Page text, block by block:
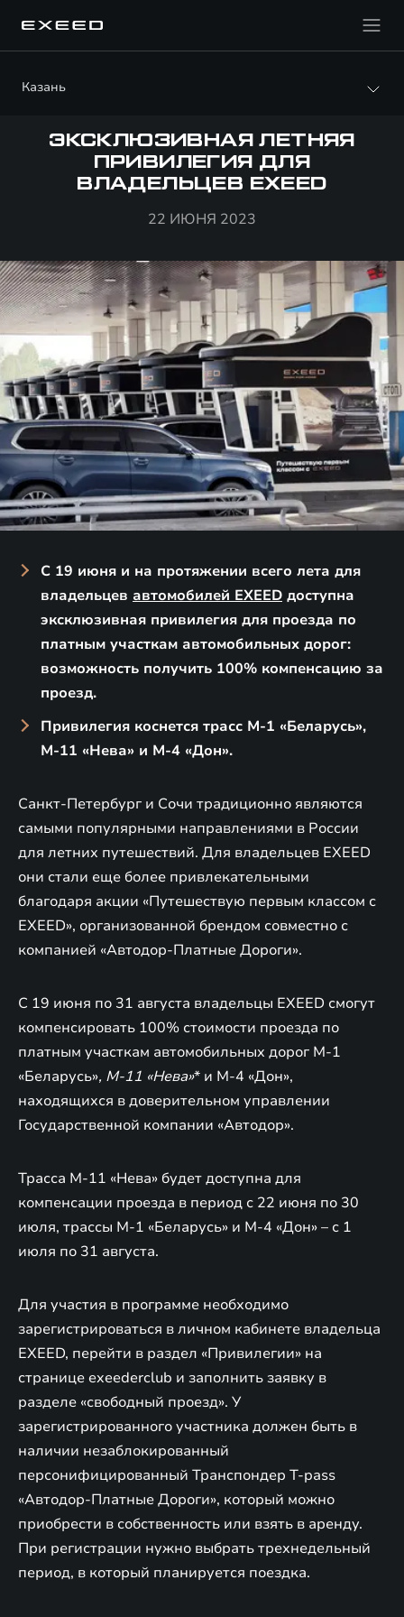
Казань
ЭКСКЛЮЗИВНАЯ ЛЕТНЯЯ
ПРИВИЛЕГИЯ ДЛЯ
ВЛАДЕЛЬЦЕВ EXEED
22 ИЮНЯ 2023
С 19 июня и на протяжении всего лета для
владельцев автомобилей EXEED доступна
эксклюзивная привилегия для проезда по
платным участкам автомобильных дорог:
возможность получить 100% компенсацию за
проезд.
Привилегия коснется трасс М-1 «Беларусь»,
М-11 «Нева» и М-4 «Дон».
Санкт-Петербург и Сочи традиционно являются
самыми популярными направлениями в России
для летних путешествий. Для владельцев EXEED
они стали еще более привлекательными
благодаря акции «Путешествую первым классом с
EXEED», организованной брендом совместно с
компанией «Автодор-Платные Дороги».
С 19 июня по 31 августа владельцы EXEED смогут
компенсировать 100% стоимости проезда по
платным участкам автомобильных дорог М-1
«Беларусь», М-11 «Нева»* и М-4 «Дон»,
находящихся в доверительном управлении
Государственной компании «Автодор».
Трасса М-11 «Нева» будет доступна для
компенсации проезда в период с 22 июня по 30
июля, трассы М-1 «Беларусь» и М-4 «Дон» – с 1
июля по 31 августа.
Для участия в программе необходимо
зарегистрироваться в личном кабинете владельца
EXEED, перейти в раздел «Привилегии» на
странице exeederclub и заполнить заявку в
разделе «свободный проезд». У
зарегистрированного участника должен быть в
наличии незаблокированный
персонифицированный Транспондер T-pass
«Автодор-Платные Дороги», который можно
приобрести в собственность или взять в аренду.
При регистрации нужно выбрать трехнедельный
период, в который планируется поездка.